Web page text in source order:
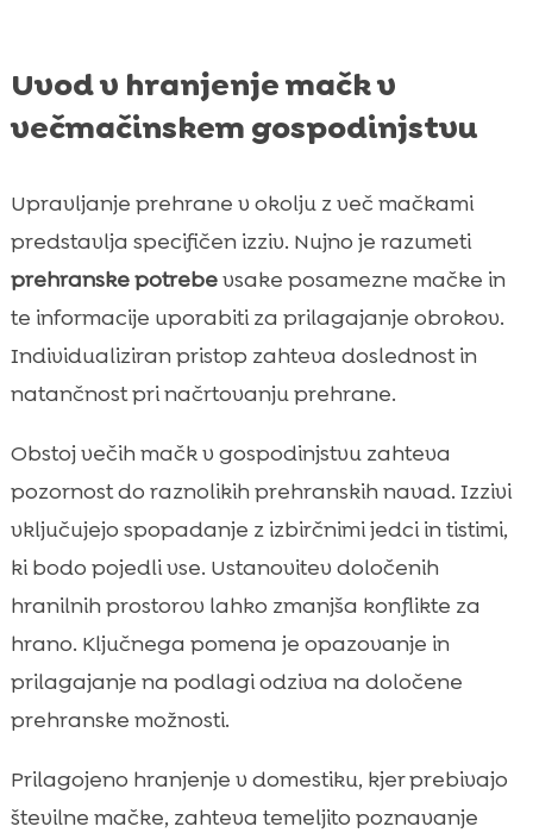
Uvod v hranjenje mačk v
večmačinskem gospodinjstvu
Upravljanje prehrane v okolju z več mačkami
predstavlja specifičen izziv. Nujno je razumeti
prehranske potrebevsake posamezne mačke in
te informacije uporabiti za prilagajanje obrokov.
Individualiziran pristop zahteva doslednost in
natančnost pri načrtovanju prehrane.
Obstoj večih mačk v gospodinjstvu zahteva
pozornost do raznolikih prehranskih navad. Izzivi
vključujejo spopadanje z izbirčnimi jedci in tistimi,
ki bodo pojedli vse. Ustanovitev določenih
hranilnih prostorov lahko zmanjša konflikte za
hrano. Ključnega pomena je opazovanje in
prilagajanje na podlagi odziva na določene
prehranske možnosti.
Prilagojeno hranjenje v domestiku, kjer prebivajo
številne mačke, zahteva temeljito poznavanje